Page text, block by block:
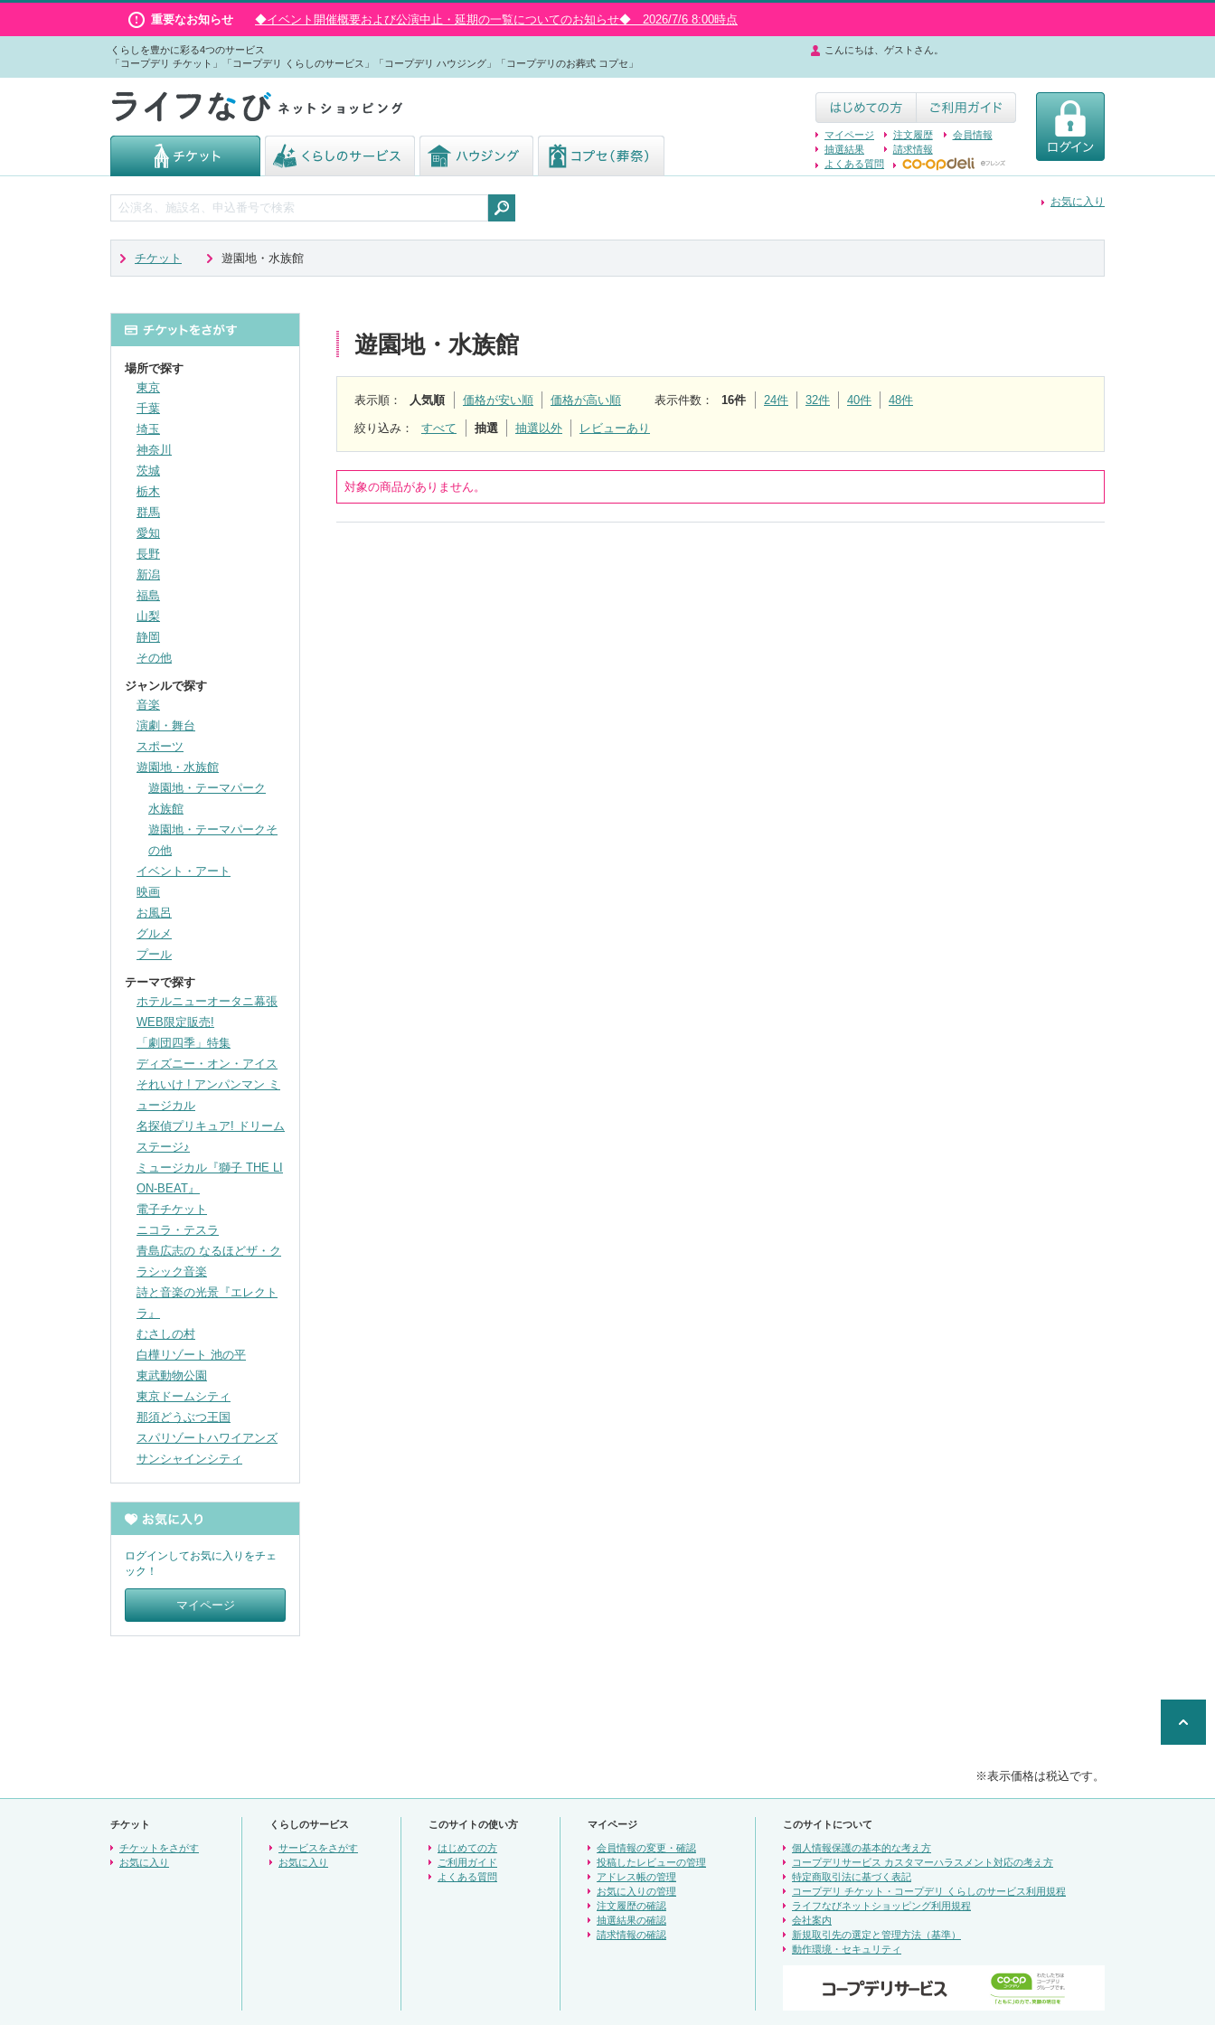
重要なお知らせ ◆イベント開催概要および公演中止・延期の一覧についてのお知らせ◆ 2026/7/6 8:00時点
くらしを豊かに彩る4つのサービス
「コープデリ チケット」「コープデリ くらしのサービス」「コープデリ ハウジング」「コープデリのお葬式 コプセ」
こんにちは、ゲストさん。
マイページ 注文履歴
会員情報
抽選結果
請求情報
よくある質問
お気に入り
チケット 遊園地・水族館
遊園地・水族館
表示順 ： 人気順 価格が安い順 価格が高い順 表示件数 ： 16件 24件 32件 40件 48件
絞り込み ： すべて 抽選 抽選以外 レビューあり
対象の商品がありません。
場所で探す
東京
千葉
埼玉
神奈川
茨城
栃木
群馬
愛知
長野
新潟
福島
山梨
静岡
その他
ジャンルで探す
音楽
演劇・舞台
スポーツ
遊園地・水族館
遊園地・テーマパーク
水族館
遊園地・テーマパークそ
の他
イベント・アート
映画
お風呂
グルメ
プール
テーマで探す
ホテルニューオータニ幕張
WEB限定販売!
「劇団四季」特集
ディズニー・オン・アイス
それいけ ! アンパンマン ミ
ュージカル
名探偵プリキュア! ドリーム
ステージ♪
ミュージカル『獅子 THE LI
ON-BEAT』
電子チケット
ニコラ・テスラ
青島広志の なるほどザ・ク
ラシック音楽
詩と音楽の光景『エレクト
ラ』
むさしの村
白樺リゾート 池の平
東武動物公園
東京ドームシティ
那須どうぶつ王国
スパリゾートハワイアンズ
サンシャインシティ
ログインしてお気に入りをチェ
ック！
マイページ
※表示価格は税込です。
チケット
チケットをさがす
お気に入り
くらしのサービス
サービスをさがす
お気に入り
このサイトの使い方
はじめての方
ご利用ガイド
よくある質問
マイページ
会員情報の変更・確認
投稿したレビューの管理
アドレス帳の管理
お気に入りの管理
注文履歴の確認
抽選結果の確認
請求情報の確認
このサイトについて
個人情報保護の基本的な考え方
コープデリサービス カスタマーハラスメント対応の考え方
特定商取引法に基づく表記
コープデリ チケット・コープデリ くらしのサービス利用規程
ライフなびネットショッピング利用規程
会社案内
新規取引先の選定と管理方法（基準）
動作環境・セキュリティ